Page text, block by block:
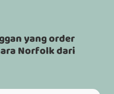
yang order
Norfolk dari